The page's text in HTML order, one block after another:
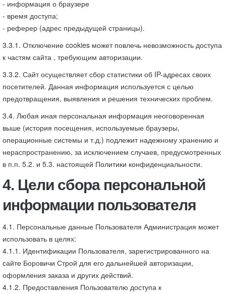
- информация о браузере
- время доступа;
- реферер (адрес предыдущей страницы).
3.3.1. Отключение cookies может повлечь невозможность доступа
к частям сайта , требующим авторизации.
3.3.2. Сайт осуществляет сбор статистики об IP-адресах своих
посетителей. Данная информация используется с целью
предотвращения, выявления и решения технических проблем.
3.4. Любая иная персональная информация неоговоренная
выше (история посещения, используемые браузеры,
операционные системы и т.д.) подлежит надежному хранению и
нераспространению, за исключением случаев, предусмотренных
в п.п. 5.2. и 5.3. настоящей Политики конфиденциальности.
4. Цели сбора персональной
информации пользователя
4.1. Персональные данные Пользователя Администрация может
использовать в целях:
4.1.1. Идентификации Пользователя, зарегистрированного на
сайте Боровичи Строй для его дальнейшей авторизации,
оформления заказа и других действий.
4.1.2. Предоставления Пользователю доступа к